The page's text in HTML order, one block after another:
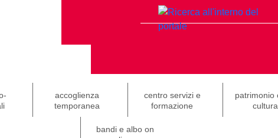
accoglienza
temporanea
centro servizi e
formazione
patrimonio
bandi e albo on